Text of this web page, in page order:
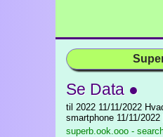
Se Data ●
til 2022 11/11/2022
smartphone 11/11/2022
superb.ook.ooo -